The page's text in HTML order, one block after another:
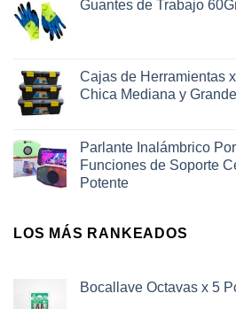
Guantes de Trabajo
Cajas de Herramientas
Chica Mediana y
Parlante Inalámbrico
Funciones de Soporte
Potente
LOS MÁS RANKEADOS
Bocallave Octavas x 5